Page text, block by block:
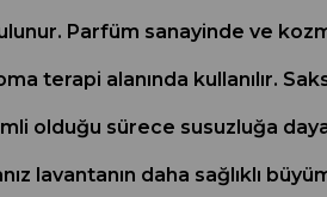
Parfüm sanayinde ve
terapi alanında kullanılır.
olduğu sürece susuzluğa
lavantanın daha sağlıklı